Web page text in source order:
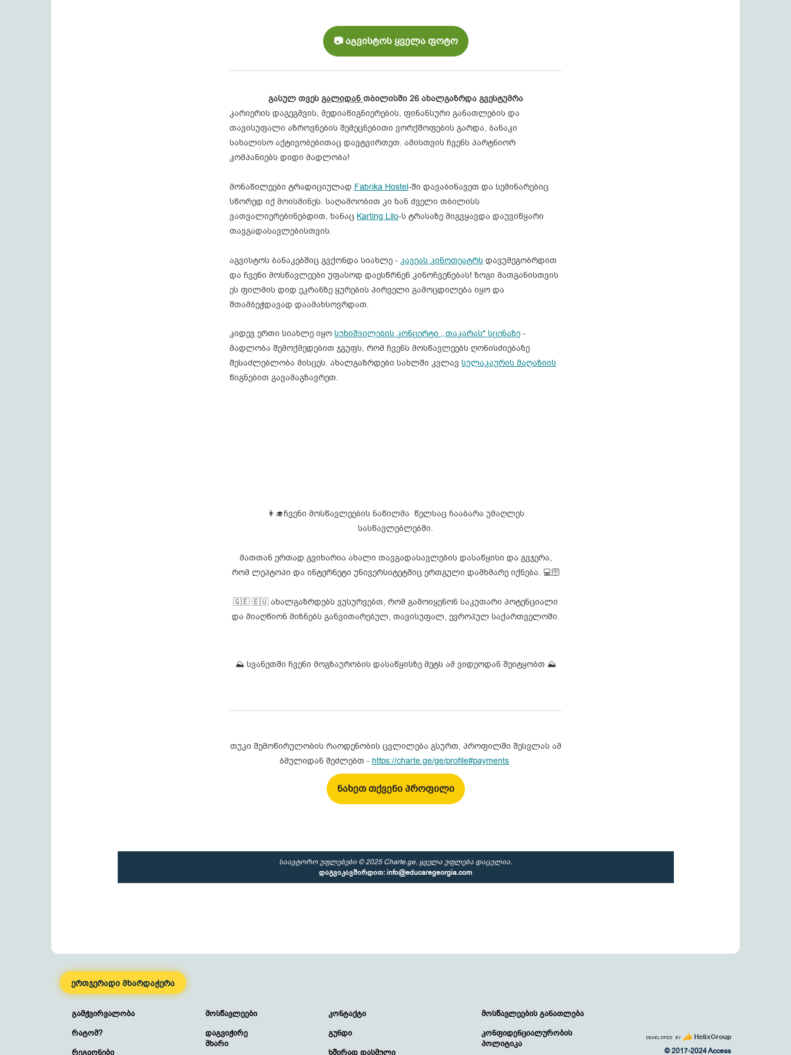
📷 აგვისტოს ყველა ფოტო
გასულ თვეს გალიდან თბილისში 26 ახალგაზრდა გვესტუმრა
კარიერის დაგეგმვის, მედიაწიგნიერების, ფინანსური განათლების და
თავისუფალი აზროვნების შემეცნებითი ვორქშოფების გარდა, ბანაკი
სახალისო აქტივობებითაც დავტვირთეთ. ამისთვის ჩვენს პარტნიორ
კომპანიებს დიდი მადლობა!
მონაწილეები ტრადიციულად Fabrika Hostel-ში დავაბინავეთ და სემინარებიც
სწორედ იქ მოისმინეს. საღამოობით კი ხან ძველი თბილისს
ვათვალიერებინებდით, ხანაც Karting Lilo-ს ტრასაზე მიგვყავდა დაუვიწყარი
თავგადასავლებისთვის.
აგვისტოს ბანაკებშიც გვქონდა სიახლე - კავეას კინოთეატრს დავუმეგობრდით
და ჩვენი მოსწავლეები უფასოდ დაესწრნენ კინოჩვენებას! ზოგი მათგანისთვის
ეს ფილმის დიდ ეკრანზე ყურების პირველი გამოცდილება იყო და
შთამბეჭდავად დაამახსოვრდათ.
კიდევ ერთი სიახლე იყო სუხიშვილების კონცერტი ,,თაკარას" სცენაზე -
მადლობა შემოქმედებით ჯგუფს, რომ ჩვენს მოსწავლეებს ღონისძიებაზე
შესაძლებლობა მისცეს. ახალგაზრდები სახლში კვლავ სულაკაურის მაღაზიის
წიგნებით გავამაგზავრეთ.
👩‍🎓ჩვენი მოსწავლეების ნაწილმა წელსაც ჩააბარა უმაღლეს
სასწავლებლებში.
მათთან ერთად გვიხარია ახალი თავგადასავლების დასაწყისი და გვჯერა,
რომ ლეპტოპი და ინტერნეტი უნივერსიტეტშიც ერთგული დამხმარე იქნება. 💻🛜
🇬🇪 🇪🇺 ახალგაზრდებს ვუსურვებთ, რომ გამოიყენონ საკუთარი პოტენციალი
და მიაღწიონ მიზნებს განვითარებულ, თავისუფალ, ევროპულ საქართველოში.
⛰️ სვანეთში ჩვენი მოგზაურობის დასაწყისზე მეტს ამ ვიდეოდან შეიტყობთ ⛰️
თუკი შემოწირულობის რაოდენობის ცვლილება გსურთ, პროფილში შესვლას ამ
ბმულიდან შეძლებთ - https://charte.ge/ge/profile#payments
ნახეთ თქვენი პროფილი
საავტორო უფლებები © 2025 Charte.ge, ყველა უფლება დაცულია.
დაგვიკავშირდით:info@educaregeorgia.com
ერთჯერადი მხარდაჭერა
გამჭვირვალობა
რატომ?
რეგიონები
მოსწავლეები
დაგვიჭირე
მხარი
კონტაქტი
გუნდი
ხშირად დასმული
მოსწავლეების განათლება
კონფიდენციალურობის
პოლიტიკა
© 2017-2024 Access